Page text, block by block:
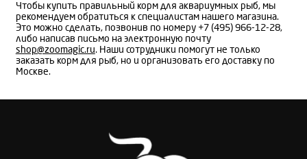
Чтобы купить правильный корм для аквариумных рыб, мы
рекомендуем обратиться к специалистам нашего магазина.
Это можно сделать, позвонив по номеру +7 (495) 966-12-28,
либо написав письмо на электронную почту
shop@zoomagic.ru. Наши сотрудники помогут не только
заказать корм для рыб, но и организовать его доставку по
Москве.